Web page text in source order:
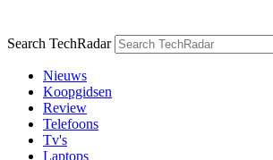
Search TechRadar
Nieuws
Koopgidsen
Review
Telefoons
Tv's
Laptops